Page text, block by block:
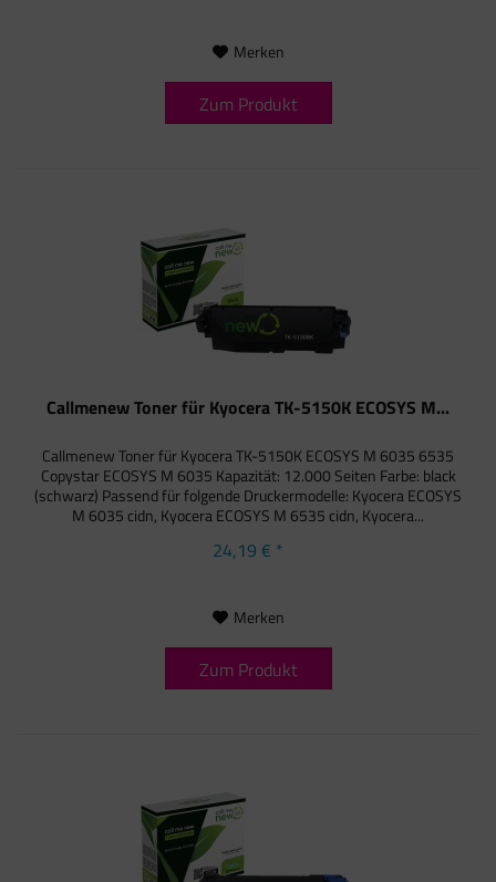
Merken
Zum Produkt
Callmenew Toner für Kyocera TK-5150K ECOSYS M...
Callmenew Toner für Kyocera TK-5150K ECOSYS M 6035 6535
Copystar ECOSYS M 6035 Kapazität: 12.000 Seiten Farbe: black
(schwarz) Passend für folgende Druckermodelle: Kyocera ECOSYS
M 6035 cidn, Kyocera ECOSYS M 6535 cidn, Kyocera...
24,19 € *
Merken
Zum Produkt